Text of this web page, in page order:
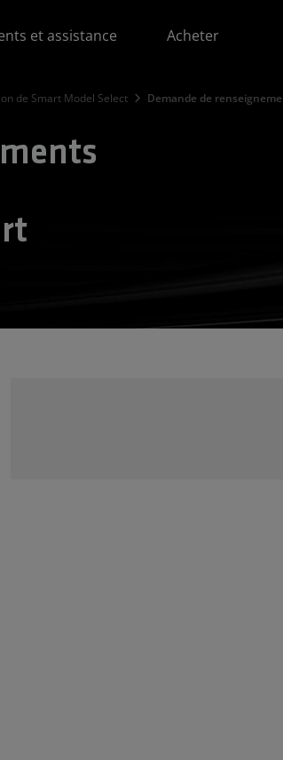
et assistance Acheter
de Smart Model Select Demande de